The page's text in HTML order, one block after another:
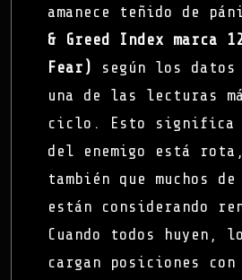
amanece teñido de
& Greed Index marca
Fear) según los
una de las lecturas
ciclo. Esto significa
del enemigo está
también que muchos
están considerando
Cuando todos huyen,
cargan posiciones